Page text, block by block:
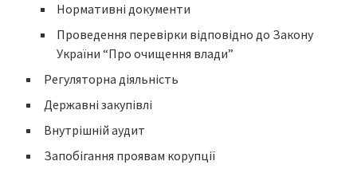
Нормативні документи
Проведення перевірки відповідно до Закону
України “Про очищення влади”
Регуляторна діяльність
Державні закупівлі
Внутрішній аудит
Запобігання проявам корупції